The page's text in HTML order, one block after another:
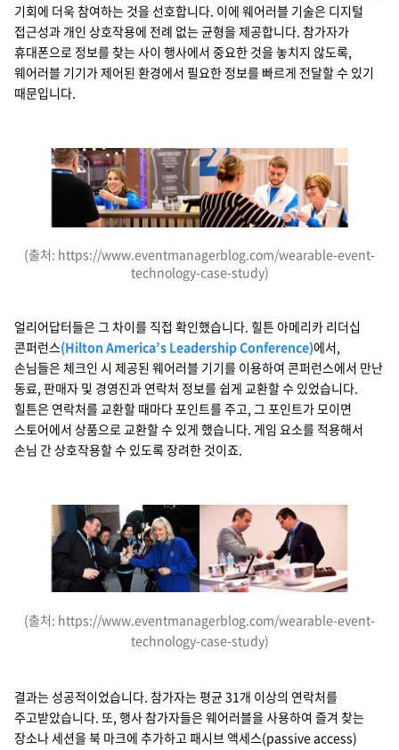
기회에 더욱 참여하는 것을 선호합니다. 이에 웨어러블 기술은 디지털
접근성과 개인 상호작용에 전례 없는 균형을 제공합니다. 참가자가
휴대폰으로 정보를 찾는 사이 행사에서 중요한 것을 놓치지 않도록,
웨어러블 기기가 제어된 환경에서 필요한 정보를 빠르게 전달할 수 있기
때문입니다.
(출처: https://www.eventmanagerblog.com/wearable-event-
technology-case-study)
얼리어답터들은 그 차이를 직접 확인했습니다. 힐튼 아메리카 리더십
콘퍼런스(Hilton America’s Leadership Conference)에서,
손님들은 체크인 시 제공된 웨어러블 기기를 이용하여 콘퍼런스에서 만난
동료, 판매자 및 경영진과 연락처 정보를 쉽게 교환할 수 있었습니다.
힐튼은 연락처를 교환할 때마다 포인트를 주고, 그 포인트가 모이면
스토어에서 상품으로 교환할 수 있게 했습니다. 게임 요소를 적용해서
손님 간 상호작용할 수 있도록 장려한 것이죠.
(출처: https://www.eventmanagerblog.com/wearable-event-
technology-case-study)
결과는 성공적이었습니다. 참가자는 평균 31개 이상의 연락처를
주고받았습니다. 또, 행사 참가자들은 웨어러블을 사용하여 즐겨 찾는
장소나 세션을 북 마크에 추가하고 패시브 액세스(passive access)